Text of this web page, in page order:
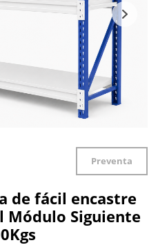
Preventa
de fácil encastre
Módulo Siguiente